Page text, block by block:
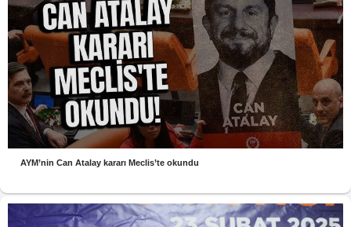
AYM’nin Can Atalay kararı Meclis’te okundu